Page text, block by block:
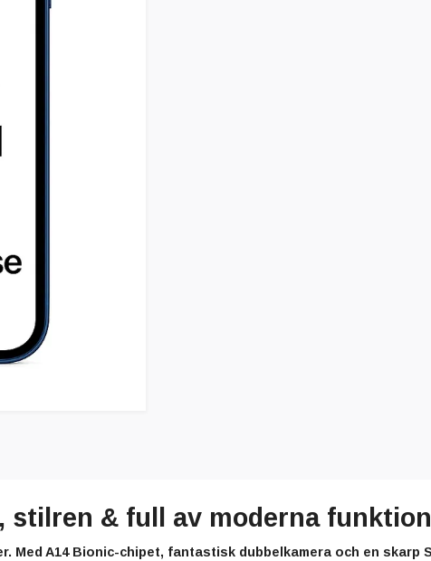
stilren & full av moderna
A14 Bionic-chipet, fantastisk dubbelkamera och en skarp